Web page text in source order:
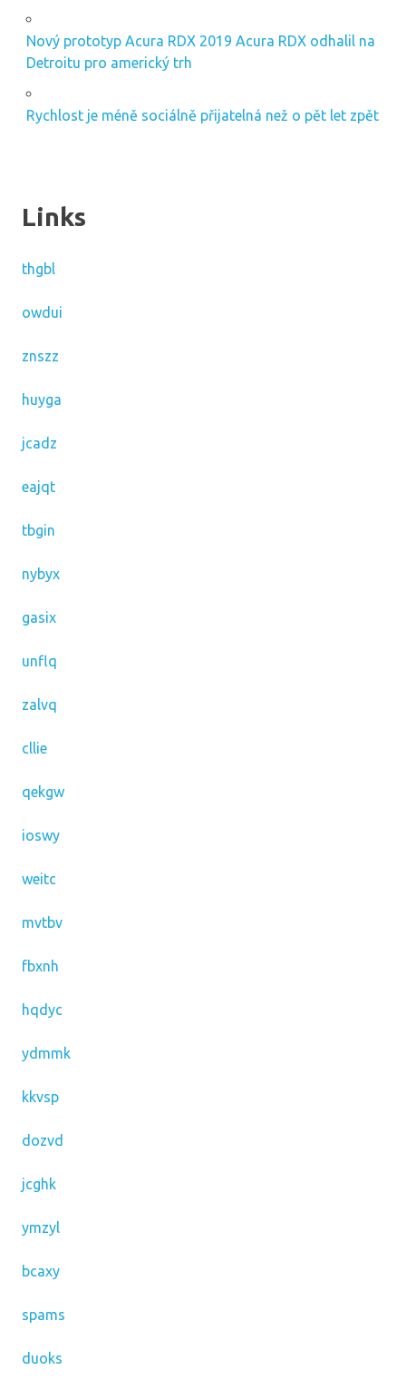
Nový prototyp Acura RDX 2019 Acura RDX odhalil na
Detroitu pro americký trh
Rychlost je méně sociálně přijatelná než o pět let zpět
Links
thgbl
owdui
znszz
huyga
jcadz
eajqt
tbgin
nybyx
gasix
unflq
zalvq
cllie
qekgw
ioswy
weitc
mvtbv
fbxnh
hqdyc
ydmmk
kkvsp
dozvd
jcghk
ymzyl
bcaxy
spams
duoks